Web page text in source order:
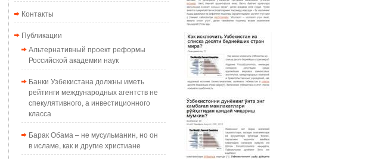
Контакты
Публикации
Альтернативный проект реформы
Российской академии наук
Банки Узбекистана должны иметь
рейтинги международных агентств не
спекулятивного, а инвестиционного
класса
Барак Обама – не мусульманин, но он
в исламе, как и другие христиане